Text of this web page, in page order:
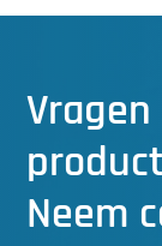
Neem